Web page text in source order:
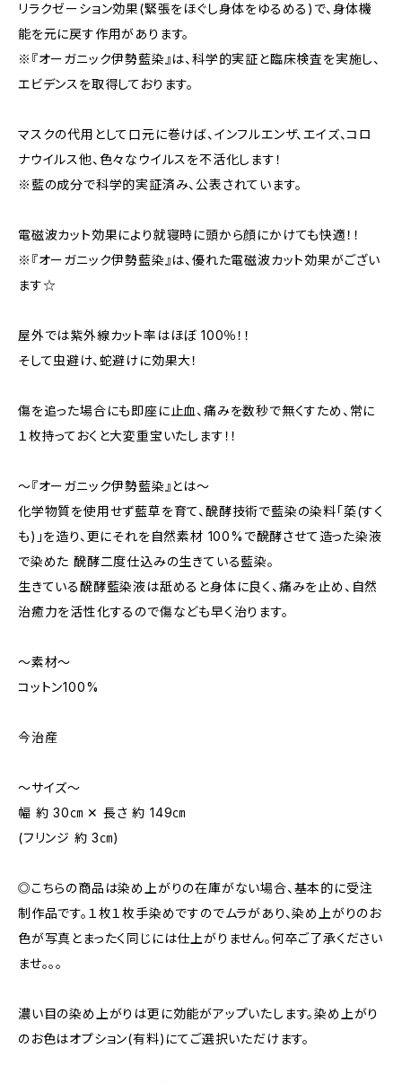
リラクゼーション効果(緊張をほぐし身体をゆるめる)で、身体機
能を元に戻す作用があります。
※『オーガニック伊勢藍染』は、科学的実証と臨床検査を実施し、
エビデンスを取得しております。
マスクの代用として口元に巻けば、インフルエンザ、エイズ、コロ
ナウイルス他、色々なウイルスを不活化します！
※藍の成分で科学的実証済み、公表されています。
電磁波カット効果により就寝時に頭から顔にかけても快適！！
※『オーガニック伊勢藍染』は、優れた電磁波カット効果がござい
ます☆
屋外では紫外線カット率はほぼ 100％！！
そして虫避け、蛇避けに効果大！
傷を追った場合にも即座に止血、痛みを数秒で無くすため、常に
１枚持っておくと大変重宝いたします！！
〜『オーガニック伊勢藍染』とは〜
化学物質を使用せず藍草を育て、醗酵技術で藍染の染料「蒅(すく
も)」を造り、更にそれを自然素材 100%で醗酵させて造った染液
で染めた 醗酵二度仕込みの生きている藍染。
生きている醗酵藍染液は舐めると身体に良く、痛みを止め、自然
治癒力を活性化するので傷なども早く治ります。
〜素材〜
コットン100%
今治産
〜サイズ〜
幅 約 30㎝ ✕ 長さ 約 149㎝
(フリンジ 約 3㎝)
◎こちらの商品は染め上がりの在庫がない場合、基本的に受注
制作品です。１枚１枚手染めですのでムラがあり、染め上がりのお
色が写真とまったく同じには仕上がりません。何卒ご了承ください
ませ。。。
濃い目の染め上がりは更に効能がアップいたします。染め上がり
のお色はオプション(有料)にてご選択いただけます。